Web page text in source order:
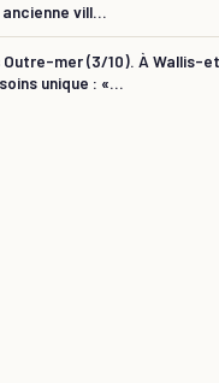
vill...
Outre-mer (3/10). À Wallis-
unique : «...